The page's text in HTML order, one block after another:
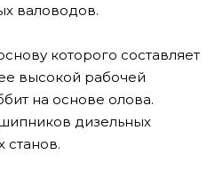
валоводов.
которого составляет
высокой рабочей
на основе олова.
дизельных
станов.